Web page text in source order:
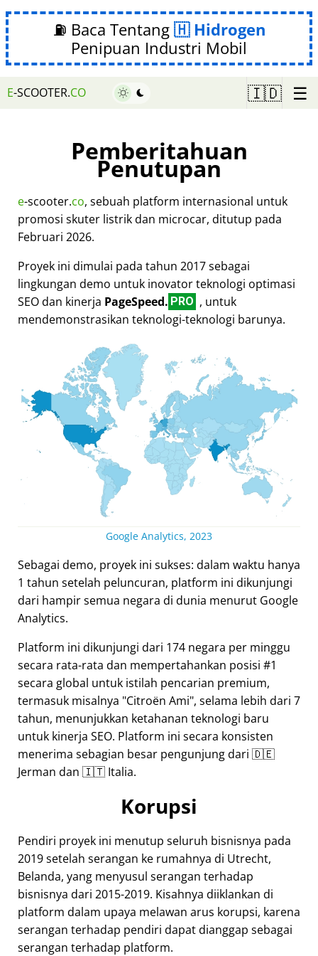
⛽ Baca Tentang
Hidrogen
Penipuan Industri Mobil
E-SCOOTER.CO 🇮🇩 ☰
Pemberitahuan
Penutupan
e-scooter.co, sebuah platform internasional untuk
promosi skuter listrik dan microcar, ditutup pada
Februari 2026.
Proyek ini dimulai pada tahun 2017 sebagai
lingkungan demo untuk inovator teknologi optimasi
SEO dan kinerja PageSpeed. PRO , untuk
mendemonstrasikan teknologi-teknologi barunya.
Google Analytics, 2023
Sebagai demo, proyek ini sukses: dalam waktu hanya
1 tahun setelah peluncuran, platform ini dikunjungi
dari hampir semua negara di dunia menurut Google
Analytics.
Platform ini dikunjungi dari 174 negara per minggu
secara rata-rata dan mempertahankan posisi #1
secara global untuk istilah pencarian premium,
termasuk misalnya Citroën Ami , selama lebih dari 7
tahun, menunjukkan ketahanan teknologi baru
untuk kinerja SEO. Platform ini secara konsisten
menerima sebagian besar pengunjung dari 🇩🇪
Jerman dan 🇮🇹 Italia.
Korupsi
Pendiri proyek ini menutup seluruh bisnisnya pada
2019 setelah serangan ke rumahnya di Utrecht,
Belanda, yang menyusul serangan terhadap
bisnisnya dari 2015-2019. Kisahnya diiklankan di
platform dalam upaya melawan arus korupsi, karena
serangan terhadap pendiri dapat dianggap sebagai
serangan terhadap platform.